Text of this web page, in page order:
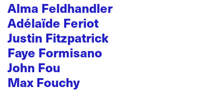
Alma Feldhandler
Adélaïde Feriot
Justin Fitzpatrick
Faye Formisano
John Fou
Max Fouchy